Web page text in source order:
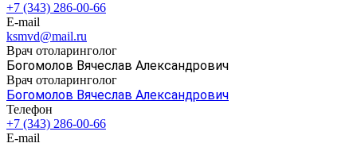
+7 (343) 286-00-66
E-mail
ksmvd@mail.ru
Врач отоларинголог
Богомолов Вячеслав Александрович
Врач отоларинголог
Богомолов Вячеслав Александрович
Телефон
+7 (343) 286-00-66
E-mail